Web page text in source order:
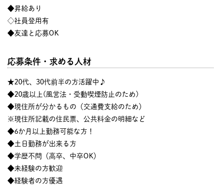
◆昇給あり
◇社員登用有
◆友達と応募OK
応募条件・求める人材
★20代、30代前半の方活躍中♪
◆20歳以上(風営法・受動喫煙防止のため)
◆現住所が分かるもの（交通費支給のため）
※現住所記載の住民票、公共料金の明細など
◆6か月以上勤務可能な方！
◆土日勤務が出来る方
◆学歴不問（高卒、中卒OK）
◆未経験の方歓迎
◆経験者の方優遇